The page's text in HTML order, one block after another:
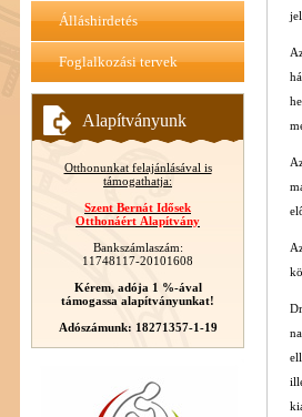
Álláshirdetés
Foglalkozási tervek
Alapítványunk
Otthonunkat felajánlásával is
támogathatja:
Szent Bernát Idősek
Otthonáért Alapítvány
Bankszámlaszám:
11748117-20101608
Kérem, adója 1 %-ával
támogassa alapítványunkat!
Adószámunk: 18271357-1-19